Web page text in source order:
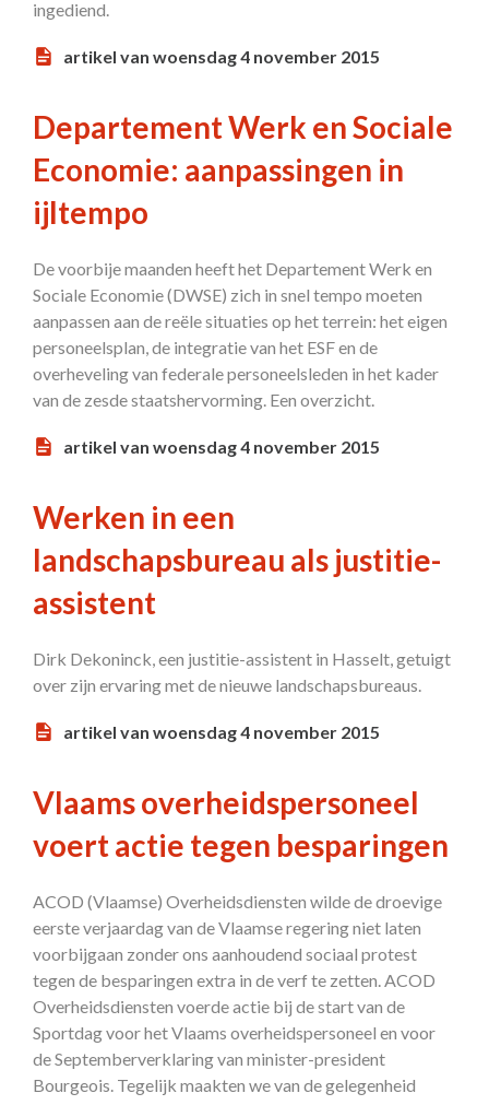
ingediend.
artikel van woensdag 4 november 2015
Departement Werk en Sociale
Economie: aanpassingen in
ijltempo
De voorbije maanden heeft het Departement Werk en
Sociale Economie (DWSE) zich in snel tempo moeten
aanpassen aan de reële situaties op het terrein: het eigen
personeelsplan, de integratie van het ESF en de
overheveling van federale personeelsleden in het kader
van de zesde staatshervorming. Een overzicht.
artikel van woensdag 4 november 2015
Werken in een
landschapsbureau als justitie-
assistent
Dirk Dekoninck, een justitie-assistent in Hasselt, getuigt
over zijn ervaring met de nieuwe landschapsbureaus.
artikel van woensdag 4 november 2015
Vlaams overheidspersoneel
voert actie tegen besparingen
ACOD (Vlaamse) Overheidsdiensten wilde de droevige
eerste verjaardag van de Vlaamse regering niet laten
voorbijgaan zonder ons aanhoudend sociaal protest
tegen de besparingen extra in de verf te zetten. ACOD
Overheidsdiensten voerde actie bij de start van de
Sportdag voor het Vlaams overheidspersoneel en voor
de Septemberverklaring van minister-president
Bourgeois. Tegelijk maakten we van de gelegenheid